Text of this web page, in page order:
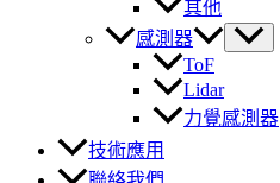
其他
感測器
ToF
Lidar
力覺感測器
技術應用